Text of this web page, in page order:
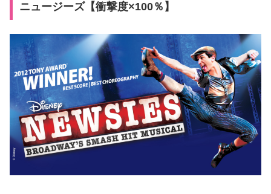
ニュージーズ【衝撃度×100％】